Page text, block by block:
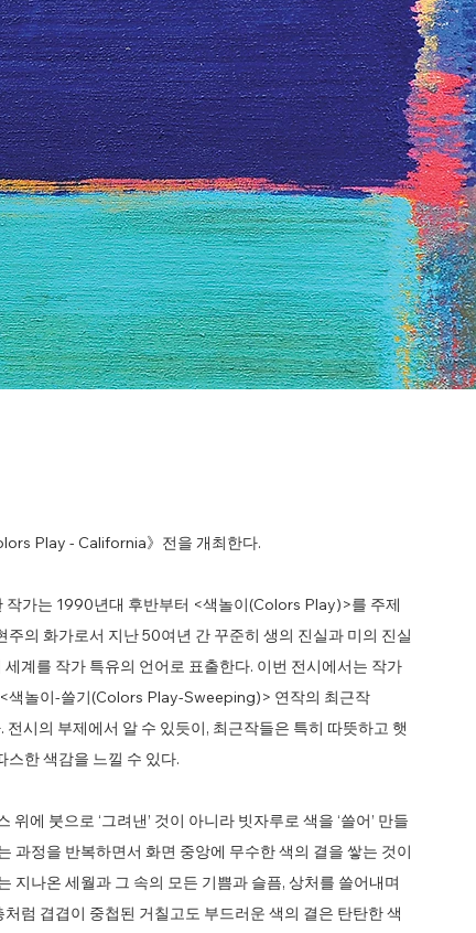
Play - California》전을 개최한다.
가는 1990년대 후반부터 <색놀이(Colors Play)>를 주제
주의 화가로서 지난 50여년 간 꾸준히 생의 진실과 미의 진실
계를 작가 특유의 언어로 표출한다. 이번 전시에서는 작가
색놀이-쓸기(Colors Play-Sweeping)> 연작의 최근작
시의 부제에서 알 수 있듯이, 최근작들은 특히 따뜻하고 햇
스한 색감을 느낄 수 있다.
에 붓으로 ‘그려낸’ 것이 아니라 빗자루로 색을 ‘쓸어’ 만들
과정을 반복하면서 화면 중앙에 무수한 색의 결을 쌓는 것이
지나온 세월과 그 속의 모든 기쁨과 슬픔, 상처를 쓸어내며
럼 겹겹이 중첩된 거칠고도 부드러운 색의 결은 탄탄한 색